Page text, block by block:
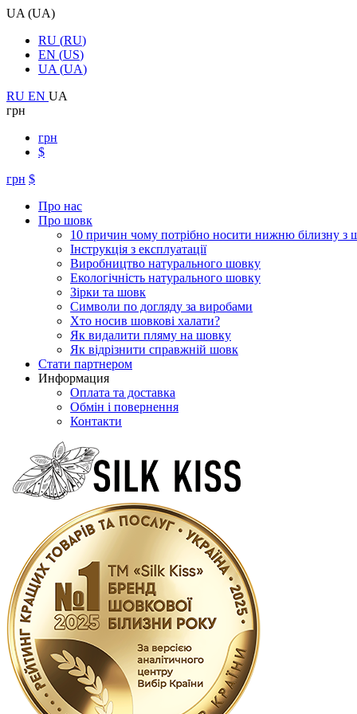
UA (UA)
RU (RU)
EN (US)
UA (UA)
RU EN UA
грн
грн
$
грн $
Про нас
Про шовк
10 причин чому потрібно носити нижню білизну з
Інструкція з експлуатації
Виробництво натурального шовку
Екологічність натурального шовку
Зірки та шовк
Символи по догляду за виробами
Хто носив шовкові халати?
Як видалити пляму на шовку
Як відрізнити справжній шовк
Стати партнером
Информация
Оплата та доставка
Обмін і повернення
Контакти